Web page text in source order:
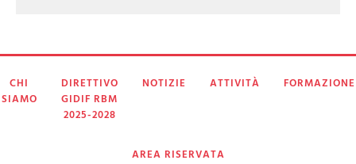
CHI
SIAMO
DIRETTIVO
GIDIF RBM
2025-2028
NOTIZIE ATTIVITÀ FORMAZIONE
AREA RISERVATA